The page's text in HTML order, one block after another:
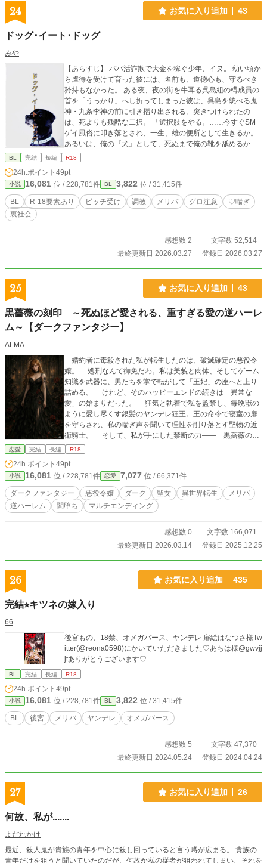
24 お気に入り追加 43
ドッグ･イート･ドッグ
みや
【あらすじ】 パパ活詐欺で大金を稼ぐ少年、イヌ。 幼い頃か
ら虐待を受けて育った彼には、名前も、道徳心も、守るべき
矜持もなかった。 ある夜、夜の街を牛耳る呉島組の構成員の
首を「うっかり」へし折ってしまった彼は、呉島を統べる鬼
神・九条李神の前に引き摺り出される。突きつけられたの
は、死よりも残酷な二択。 「選択肢をやる。……今すぐSM
ゲイ風俗に叩き落とされ、一生、雄の便所として生きるか。
あるいは、俺の『犬』として、死ぬまで俺の靴を舐めるか。
どちらにせよ地獄だと思うが……、どうする？」 ⚠️注意⚠️ こ
の過去あり ※貞操概念皆無のビッチ受け ※ハードなプレイ、
♡喘ぎ ※根性焼き、脚を折る等の受けへの暴力 ※精神破壊、
洗脳 ※受けの薬物使用 ※殺人、暴行などのグロ表現等… 苦
手な方はお引き返しください。
BL 完結 短編 R18
24h.ポイント 49pt
小説 16,081 位 / 228,781件 BL 3,822 位 / 31,415件
BL R-18要素あり ビッチ受け 調教 メリバ グロ注意
♡喘ぎ
裏社会
感想数 2
文字数 52,514
最終更新日 2026.03.27
登録日 2026.03.27
25 お気に入り追加 43
黒薔薇の刻印 ～死ぬほど愛される、重すぎる愛の逆ハーレ
ム～【ダークファンタジー】
ALMA
婚約者に毒殺された私が転生したのは、破滅確定の悪役令
嬢。 処刑なんて御免だわ。私は美貌と肉体、そしてゲーム
知識を武器に、男たちを掌で転がして「王妃」の座へと上り
詰める。 けれど、そのハッピーエンドの続きは「異常な
愛」の始まりだった。 狂気と執着で私を監禁し、毎晩獣の
ように愛し尽くす銀髪のヤンデレ狂王。王の命令で寝室の扉
を守らされ、私の喘ぎ声を聞いて理性を削り落とす堅物の近
衛騎士。 そして、私が手にした禁断の力――「黒薔薇の刻
印」。それは死者を蘇らせ、絶対服従の「駒」として操る最
愛に溺れ、闇へ堕ちていくダーク・逆ハーレム。 【マルチエ
ンディング／個別ルートあり】 狂王、騎士、そして――？
運命の選択により、それぞれのヒーローと結ばれる異なる
結末をご用意しています。
恋愛 完結 長編 R18
24h.ポイント 49pt
小説 16,081 位 / 228,781件 恋愛 7,077 位 / 66,371件
ダークファンタジー 悪役令嬢 ダーク 聖女 異世界転生
メリバ
逆ハーレム
闇堕ち マルチエンディング
感想数 0
文字数 166,071
最終更新日 2026.03.14
登録日 2025.12.25
26 お気に入り追加 435
完結⭐︎キツネの嫁入り
66
後宮もの、18禁、オメガバース、ヤンデレ 扉絵はなつさ様Tw
itter(@reona0598)にかいていただきました♡あちは様@gwvjj
jtありがとうございます♡
BL 完結 長編 R18
24h.ポイント 49pt
小説 16,081 位 / 228,781件 BL 3,822 位 / 31,415件
BL 後宮 メリバ ヤンデレ オメガバース
感想数 5
文字数 47,370
最終更新日 2024.05.24
登録日 2024.04.24
27 お気に入り追加 26
何故、私が.......
よだれかけ
最近、殺人鬼が貴族の青年を中心に殺し回っていると言う噂が広まる。 貴族の
青年だけを狙うと聞いていたのだが、何故か私の従者が狙われてしまい、それを